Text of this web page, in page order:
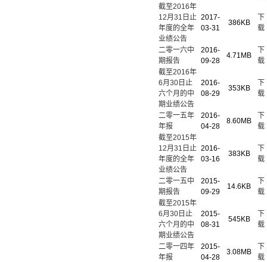
截至2016年
12月31日止
年度的全年
业绩公告
2017-
03-31
386KB
下
载
二零一六中
期报告
2016-
09-28
4.71MB
下
载
截至2016年
6月30日止
六个月的中
期业绩公告
2016-
08-29
353KB
下
载
二零一五年
年报
2016-
04-28
8.60MB
下
载
截至2015年
12月31日止
年度的全年
业绩公告
2016-
03-16
383KB
下
载
二零一五中
期报告
2015-
09-29
14.6KB
下
载
截至2015年
6月30日止
六个月的中
期业绩公告
2015-
08-31
545KB
下
载
二零一四年
年报
2015-
04-28
3.08MB
下
载